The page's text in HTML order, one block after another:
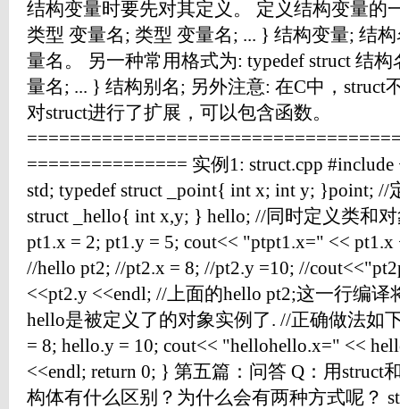
结构变量时要先对其定义。 定义结构变量的
类型 变量名; 类型 变量名; ... } 结构变量; 结
量名。 另一种常用格式为: typedef struct 结
量名; ... } 结构别名; 另外注意: 在C中，struct
对struct进行了扩展，可以包含函数。
=============== 实例1: struct.cpp #include
std; typedef struct _point{ int x; int y; }point;
struct _hello{ int x,y; } hello; //同时定义类和
pt1.x = 2; pt1.y = 5; cout<< "ptpt1.x=" <<
//hello pt2; //pt2.x = 8; //pt2.y =10; //
<<pt2.y <<endl; //上面的hello pt2;这一行编译
hello是被定义了的对象实例了. //正确做法如
= 8; hello.y = 10; cout<< "hellohello.x=" <<
<<endl; return 0; } 第五篇：问答 Q：用struct
构体有什么区别？为什么会有两种方式呢？